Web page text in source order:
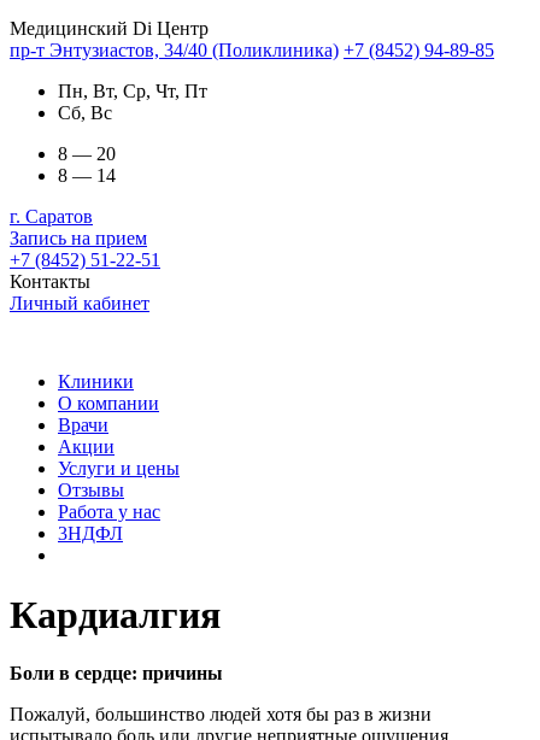
Медицинский Di Центр
пр-т Энтузиастов, 34/40 (Поликлиника) +7 (8452) 94-89-85
Пн, Вт, Ср, Чт, Пт
Сб, Вс
8 — 20
8 — 14
г. Саратов
Запись на прием
+7 (8452) 51-22-51
Контакты
Личный кабинет
Клиники
О компании
Врачи
Акции
Услуги и цены
Отзывы
Работа у нас
3НДФЛ
Кардиалгия
Боли в сердце: причины
Пожалуй, большинство людей хотя бы раз в жизни